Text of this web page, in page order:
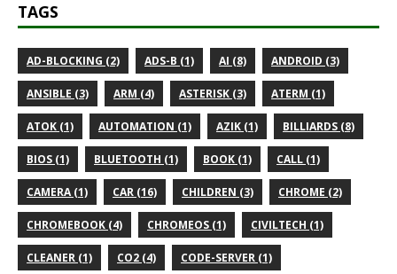
TAGS
AD-BLOCKING (2) ADS-B (1) AI (8) ANDROID (3)
ANSIBLE (3) ARM (4) ASTERISK (3) ATERM (1)
ATOK (1) AUTOMATION (1) AZIK (1) BILLIARDS (8)
BIOS (1) BLUETOOTH (1) BOOK (1) CALL (1)
CAMERA (1) CAR (16) CHILDREN (3) CHROME (2)
CHROMEBOOK (4) CHROMEOS (1) CIVILTECH (1)
CLEANER (1) CO2 (4) CODE-SERVER (1)